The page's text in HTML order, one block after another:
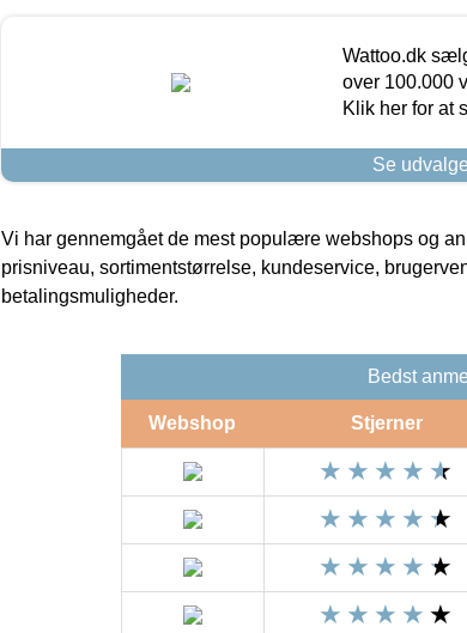
Wattoo.dk
over 100.000
Klik her for at
Se
Vi har gennemgået de mest populære webshops og
prisniveau, sortimentstørrelse, kundeservice,
betalingsmuligheder.
Bedst
Webshop Stjerner